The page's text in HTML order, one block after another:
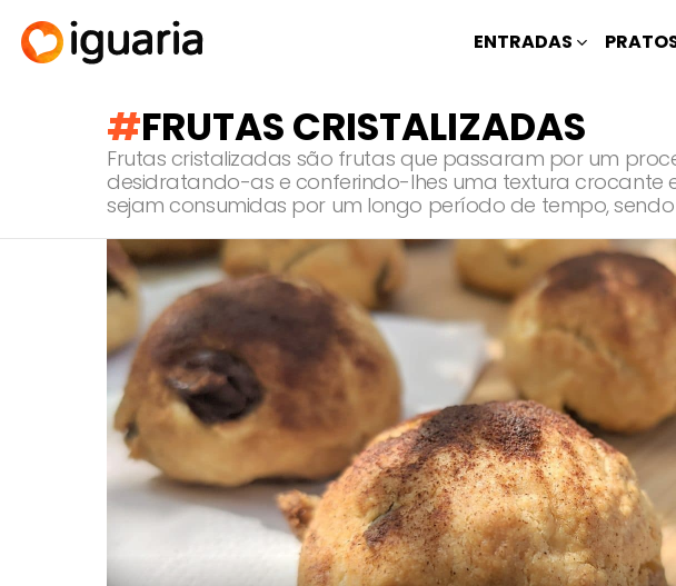
ENTRADAS
FRUTAS CRISTALIZADAS
Frutas cristalizadas são frutas que passaram por um
desidratando-as e conferindo-lhes uma textura crocante
sejam consumidas por um longo período de tempo,
RECOMENDADOS